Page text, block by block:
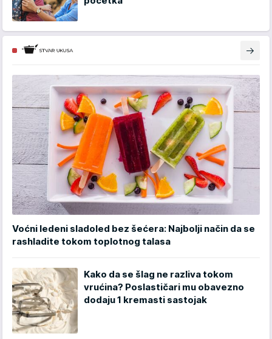
Voćni ledeni sladoled bez šećera: Najbolji način da se
rashladite tokom toplotnog talasa
Kako da se šlag ne razliva tokom
vrućina? Poslastičari mu obavezno
dodaju 1 kremasti sastojak